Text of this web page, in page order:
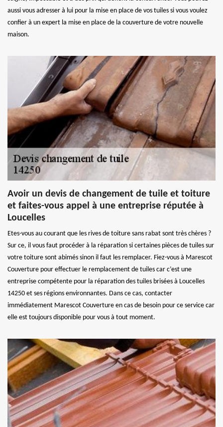
aussi vous adresser à lui pour la mise en place de vos tuiles si vous voulez
confier à un expert la mise en place de la couverture de votre nouvelle
maison.
Avoir un devis de changement de tuile et toiture
et faites-vous appel à une entreprise réputée à
Loucelles
Etes-vous au courant que les rives de toiture sans rabat sont très chères ?
Sur ce, il vous faut procéder à la réparation si certaines pièces de tuiles sur
votre toiture sont abimés sinon il faut les remplacer. Fiez-vous à Marescot
Couverture pour effectuer le remplacement de tuiles car c’est une
entreprise compétente pour la réparation des tuiles brisées à Loucelles
14250 et ses régions environnantes. Dans ce cas, contacter
immédiatement Marescot Couverture en cas de besoin pour ce service car
elle est toujours disponible pour vous à tout moment.